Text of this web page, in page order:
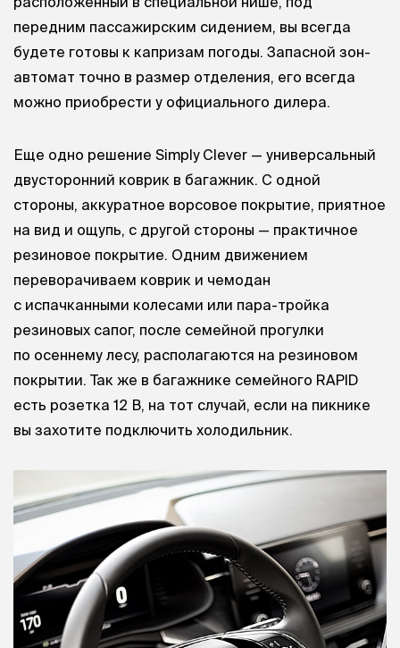
передним пассажирским сидением, вы всегда
будете готовы к капризам погоды. Запасной зон-
автомат точно в размер отделения, его всегда
можно приобрести у официального дилера.
Еще одно решение Simply Clever — универсальный
двусторонний коврик в багажник. С одной
стороны, аккуратное ворсовое покрытие, приятное
на вид и ощупь, с другой стороны — практичное
резиновое покрытие. Одним движением
переворачиваем коврик и чемодан
с испачканными колесами или пара-тройка
резиновых сапог, после семейной прогулки
по осеннему лесу, располагаются на резиновом
покрытии. Так же в багажнике семейного RAPID
есть розетка 12 В, на тот случай, если на пикнике
вы захотите подключить холодильник.